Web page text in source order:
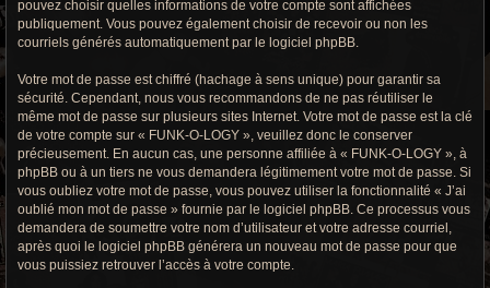
pouvez choisir quelles informations de votre compte sont affichées
publiquement. Vous pouvez également choisir de recevoir ou non les
courriels générés automatiquement par le logiciel phpBB.
Votre mot de passe est chiffré (hachage à sens unique) pour garantir sa
sécurité. Cependant, nous vous recommandons de ne pas réutiliser le
même mot de passe sur plusieurs sites Internet. Votre mot de passe est la clé
de votre compte sur « FUNK-O-LOGY », veuillez donc le conserver
précieusement. En aucun cas, une personne affiliée à « FUNK-O-LOGY », à
phpBB ou à un tiers ne vous demandera légitimement votre mot de passe. Si
vous oubliez votre mot de passe, vous pouvez utiliser la fonctionnalité « J’ai
oublié mon mot de passe » fournie par le logiciel phpBB. Ce processus vous
demandera de soumettre votre nom d’utilisateur et votre adresse courriel,
après quoi le logiciel phpBB générera un nouveau mot de passe pour que
vous puissiez retrouver l’accès à votre compte.